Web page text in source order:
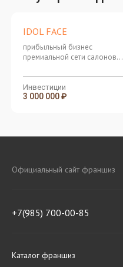
IDOL FACE
прибыльный бизнес
премиальной сети салонов
Инвестиции
3 000 000 ₽
Официальный сайт франшиз
+7(985) 700-00-85
Каталог франшиз